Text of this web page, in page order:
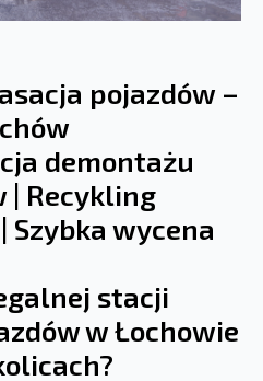
pojazdów –
demontażu
| Recykling
Szybka wycena
stacji
w Łochowie